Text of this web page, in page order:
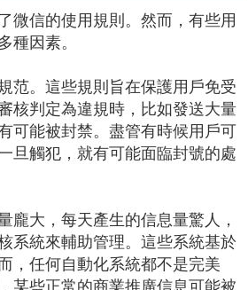
微信的使用規則。然而，有些用
因素。
范。這些規則旨在保護用戶免受
核判定為違規時，比如發送大量
可能被封禁。盡管有時候用戶可
旦觸犯，就有可能面臨封號的處
大，每天產生的信息量驚人，
系統來輔助管理。這些系統基於
，任何自動化系統都不是完美
某些正常的商業推廣信息可能被